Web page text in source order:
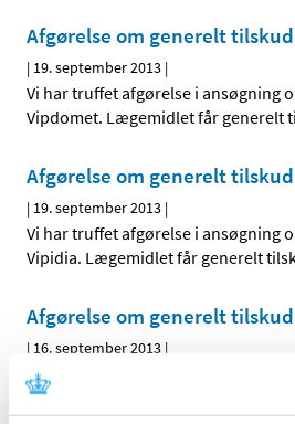
Afgørelse om generelt
| 19. september 2013 |
Vi har truffet afgørelse i ansøgning
Vipdomet. Lægemidlet får generelt
Afgørelse om generelt
| 19. september 2013 |
Vi har truffet afgørelse i ansøgning
Vipidia. Lægemidlet får generelt
Afgørelse om generelt
| 16. september 2013 |
Vi har truffet afgørelse i ansøgning
Selincro. Lægemidlet får ikke